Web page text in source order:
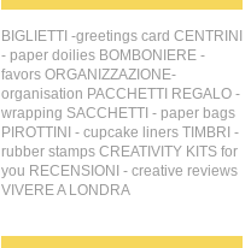
BIGLIETTI -greetings card CENTRINI
- paper doilies BOMBONIERE -
favors ORGANIZZAZIONE-
organisation PACCHETTI REGALO -
wrapping SACCHETTI - paper bags
PIROTTINI - cupcake liners TIMBRI -
rubber stamps CREATIVITY KITS for
you RECENSIONI - creative reviews
VIVERE A LONDRA